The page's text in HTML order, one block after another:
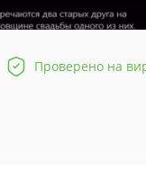
Проверено на